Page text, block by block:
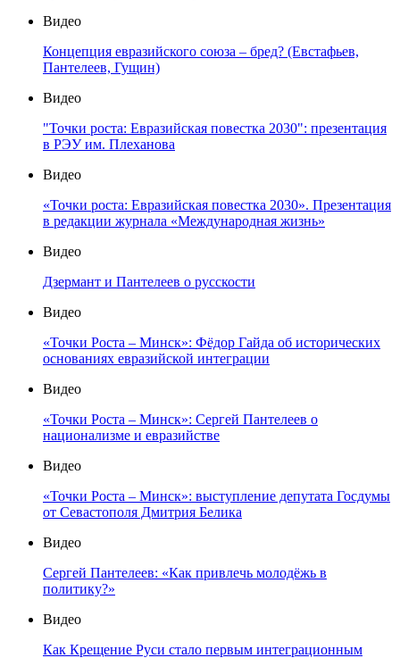
Видео
Концепция евразийского союза – бред? (Евстафьев,
Пантелеев, Гущин)
Видео
"Точки роста: Евразийская повестка 2030": презентация
в РЭУ им. Плеханова
Видео
«Точки роста: Евразийская повестка 2030». Презентация
в редакции журнала «Международная жизнь»
Видео
Дзермант и Пантелеев о русскости
Видео
«Точки Роста – Минск»: Фёдор Гайда об исторических
основаниях евразийской интеграции
Видео
«Точки Роста – Минск»: Сергей Пантелеев о
национализме и евразийстве
Видео
«Точки Роста – Минск»: выступление депутата Госдумы
от Севастополя Дмитрия Белика
Видео
Сергей Пантелеев: «Как привлечь молодёжь в
политику?»
Видео
Как Крещение Руси стало первым интеграционным